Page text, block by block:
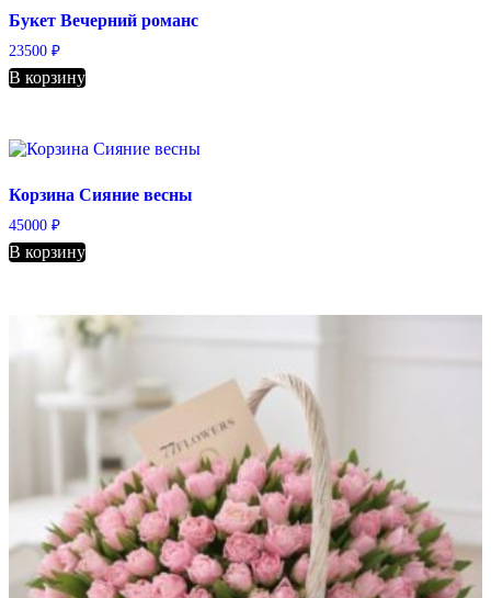
Букет Вечерний романс
23500 ₽
В корзину
Корзина Сияние весны
45000 ₽
В корзину